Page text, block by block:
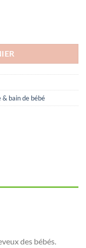
bain de bébé
des bébés.